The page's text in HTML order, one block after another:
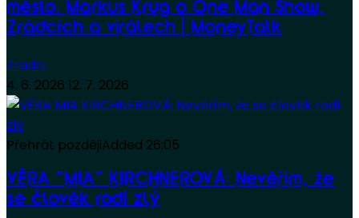
město. Markus Krug o One Man Show,
Zrádcích a virálech | MoneyTalk
Zradci
4. 6. 2026 12. 7. 2026
Přehrát pozdějiAdded 26:05
VĚRA “MIA” KIRCHNEROVÁ: Nevěřím, že
se člověk rodí zlý